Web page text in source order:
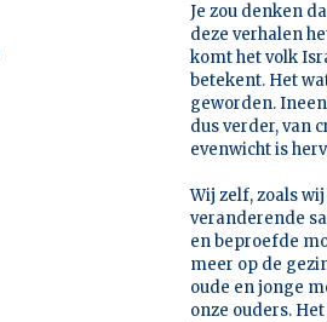
Je zou denken
deze verhalen
komt het volk
betekent. Het
geworden.
dus verder, van
evenwicht is
Wij zelf, zoals
veranderende
en beproefde
meer op de
oude en jonge
onze ouders.